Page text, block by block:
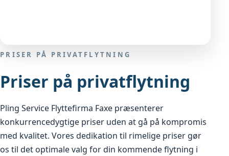
PRISER PÅ PRIVATFLYTNING
Priser på privatflytning
Pling Service Flyttefirma Faxe præsenterer
konkurrencedygtige priser uden at gå på kompromis
med kvalitet. Vores dedikation til rimelige priser gør
os til det optimale valg for din kommende flytning i